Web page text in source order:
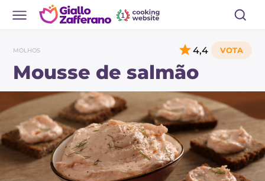
MOLHOS
Mousse de salmão
4,4